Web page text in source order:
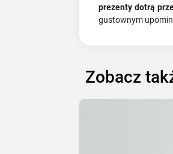
prezenty dotrą
gustownym
Zobacz